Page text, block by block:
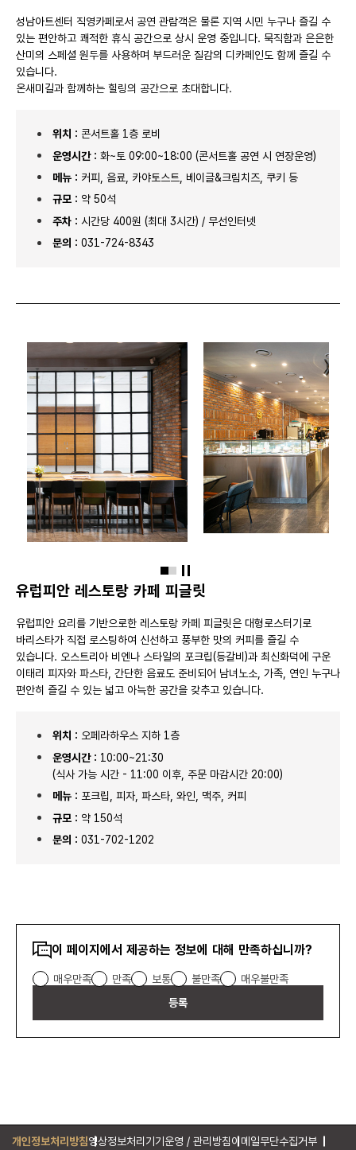
성남아트센터 직영카페로서 공연 관람객은 물론 지역 시민 누구나 즐길 수
있는 편안하고 쾌적한 휴식 공간으로 상시 운영 중입니다. 묵직함과 은은한
산미의 스페셜 원두를 사용하며 부드러운 질감의 디카페인도 함께 즐길 수
있습니다.
온새미길과 함께하는 힐링의 공간으로 초대합니다.
위치 : 콘서트홀 1층 로비
운영시간 : 화~토 09:00~18:00 (콘서트홀 공연 시 연장운영)
메뉴 : 커피, 음료, 카야토스트, 베이글&크림치즈, 쿠키 등
규모 : 약 50석
주차 : 시간당 400원 (최대 3시간) / 무선인터넷
문의 : 031-724-8343
유럽피안 레스토랑 카페 피글릿
유럽피안 요리를 기반으로한 레스토랑 카페 피글릿은 대형로스터기로
바리스타가 직접 로스팅하여 신선하고 풍부한 맛의 커피를 즐길 수
있습니다. 오스트리아 비엔나 스타일의 포크립(등갈비)과 최신화덕에 구운
이태리 피자와 파스타, 간단한 음료도 준비되어 남녀노소, 가족, 연인 누구나
편안히 즐길 수 있는 넓고 아늑한 공간을 갖추고 있습니다.
위치 : 오페라하우스 지하 1층
운영시간 : 10:00~21:30
(식사 가능 시간 - 11:00 이후, 주문 마감시간 20:00)
메뉴 : 포크립, 피자, 파스타, 와인, 맥주, 커피
규모 : 약 150석
문의 : 031-702-1202
콘텐츠
조사
이 페이지에서 제공하는 정보에 대해 만족하십니까?
매우만족 만족 보통 불만족
매우불만족
등록
개인정보처리방침영상정보처리기기운영 / 관리방침이메일무단수집거부